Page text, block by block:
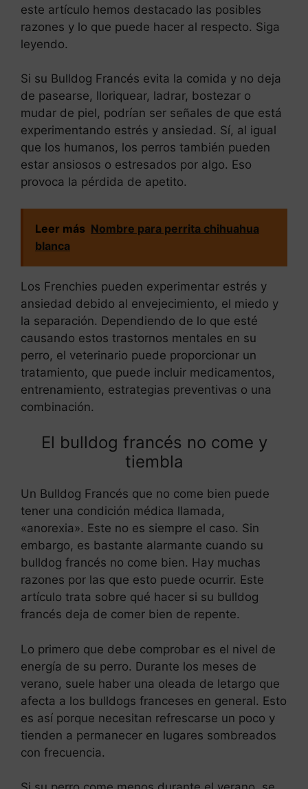
este artículo hemos destacado las posibles
razones y lo que puede hacer al respecto. Siga
leyendo.
Si su Bulldog Francés evita la comida y no deja
de pasearse, lloriquear, ladrar, bostezar o
mudar de piel, podrían ser señales de que está
experimentando estrés y ansiedad. Sí, al igual
que los humanos, los perros también pueden
estar ansiosos o estresados por algo. Eso
provoca la pérdida de apetito.
Leer más Nombre para perrita chihuahua
blanca
Los Frenchies pueden experimentar estrés y
ansiedad debido al envejecimiento, el miedo y
la separación. Dependiendo de lo que esté
causando estos trastornos mentales en su
perro, el veterinario puede proporcionar un
tratamiento, que puede incluir medicamentos,
entrenamiento, estrategias preventivas o una
combinación.
El bulldog francés no come y
tiembla
Un Bulldog Francés que no come bien puede
tener una condición médica llamada,
«anorexia». Este no es siempre el caso. Sin
embargo, es bastante alarmante cuando su
bulldog francés no come bien. Hay muchas
razones por las que esto puede ocurrir. Este
artículo trata sobre qué hacer si su bulldog
francés deja de comer bien de repente.
Lo primero que debe comprobar es el nivel de
energía de su perro. Durante los meses de
verano, suele haber una oleada de letargo que
afecta a los bulldogs franceses en general. Esto
es así porque necesitan refrescarse un poco y
tienden a permanecer en lugares sombreados
con frecuencia.